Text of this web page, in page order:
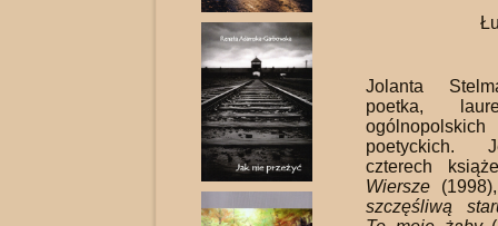
Jolanta
poetka,
poetyckich.
czterech
Wiersze
szczęśli­wą